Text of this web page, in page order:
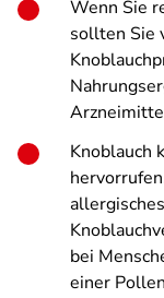
Wenn Sie
sollten Sie
Knoblauch
bei
einer